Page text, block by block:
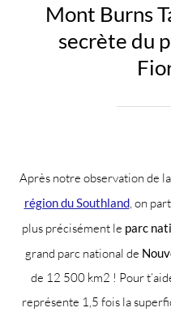
Mont Burns
secrète du
Après notre observation de
région du Southland, on
plus précisément le parc
grand parc national de
de 12 500 km2 ! Pour
représente 1,5 fois la